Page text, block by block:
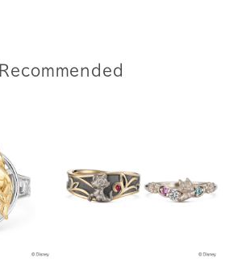
Recommended